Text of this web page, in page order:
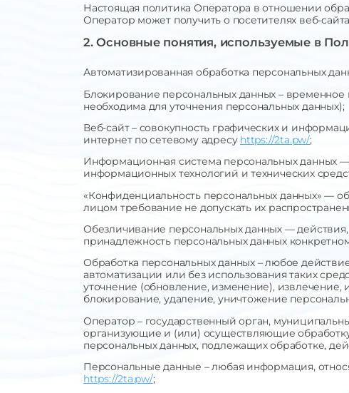
Настоящая политика Оператора в отношении
Оператор может получить о посетителях веб-сайта
2. Основные понятия, используемые в
Автоматизированная обработка персональных
Блокирование персональных данных –
необходима для уточнения персональных данных);
Веб-сайт – совокупность графических и
интернет по сетевому адресу https://2ta.pw/;
Информационная система персональных данных
информационных технологий и технических
«Конфиденциальность персональных данных» —
лицом требование не допускать их
Обезличивание персональных данных —
принадлежность персональных данных
Обработка персональных данных – любое
автоматизации или без использования таких
уточнение (обновление, изменение), извлечение,
блокирование, удаление, уничтожение
Оператор – государственный орган,
организующие и (или) осуществляющие
персональных данных, подлежащих обработке,
Персональные данные – любая информация,
https://2ta.pw/;